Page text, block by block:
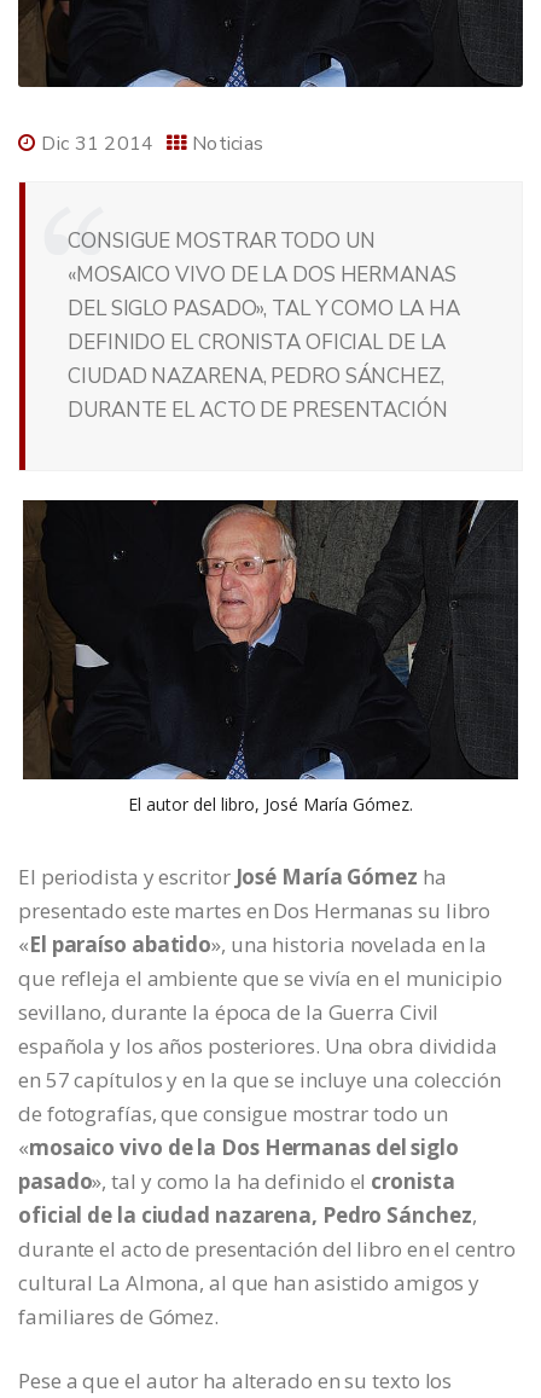
Dic 31 2014 Noticias
CONSIGUE MOSTRAR TODO UN
«MOSAICO VIVO DE LA DOS HERMANAS
DEL SIGLO PASADO», TAL Y COMO LA HA
DEFINIDO EL CRONISTA OFICIAL DE LA
CIUDAD NAZARENA, PEDRO SÁNCHEZ,
DURANTE EL ACTO DE PRESENTACIÓN
El autor del libro, José María Gómez.
El periodista y escritor José María Gómez ha
presentado este martes en Dos Hermanas su libro
«El paraíso abatido», una historia novelada en la
que refleja el ambiente que se vivía en el municipio
sevillano, durante la época de la Guerra Civil
española y los años posteriores. Una obra dividida
en 57 capítulos y en la que se incluye una colección
de fotografías, que consigue mostrar todo un
«mosaico vivo de la Dos Hermanas del siglo
pasado», tal y como la ha definido el cronista
oficial de la ciudad nazarena, Pedro Sánchez,
durante el acto de presentación del libro en el centro
cultural La Almona, al que han asistido amigos y
familiares de Gómez.
Pese a que el autor ha alterado en su texto los